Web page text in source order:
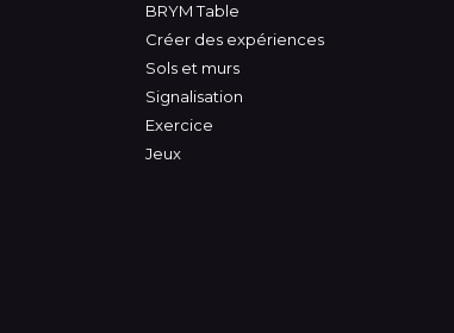
BRYM Table
Créer des expériences
Sols et murs
Signalisation
Exercice
Jeux